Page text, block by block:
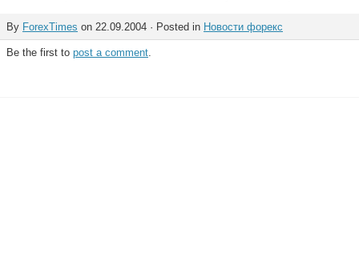
By ForexTimes on 22.09.2004 · Posted in Новости форекс
Be the first to post a comment.